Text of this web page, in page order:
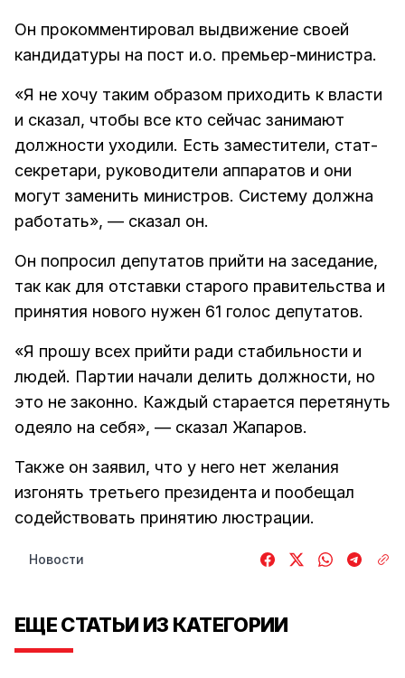
Он прокомментировал выдвижение своей
кандидатуры на пост и.о. премьер-министра.
«Я не хочу таким образом приходить к власти
и сказал, чтобы все кто сейчас занимают
должности уходили. Есть заместители, стат-
секретари, руководители аппаратов и они
могут заменить министров. Систему должна
работать», — сказал он.
Он попросил депутатов прийти на заседание,
так как для отставки старого правительства и
принятия нового нужен 61 голос депутатов.
«Я прошу всех прийти ради стабильности и
людей. Партии начали делить должности, но
это не законно. Каждый старается перетянуть
одеяло на себя», — сказал Жапаров.
Также он заявил, что у него нет желания
изгонять третьего президента и пообещал
содействовать принятию люстрации.
Новости
ЕЩЕ СТАТЬИ ИЗ КАТЕГОРИИ